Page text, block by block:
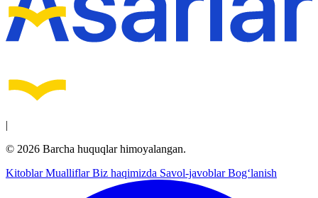
|
© 2026 Barcha huquqlar himoyalangan.
KitoblarMualliflarBiz haqimizda Savol-javoblarBog‘lanish